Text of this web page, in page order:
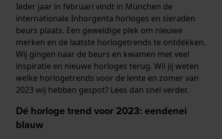
Ieder jaar in februari vindt in München de
internationale Inhorgenta horloges en sieraden
beurs plaats. Een geweldige plek om nieuwe
merken en de laatste horlogetrends te ontdekken.
Wij gingen naar de beurs en kwamen met veel
inspiratie en nieuwe horloges terug. Wil jij weten
welke horlogetrends voor de lente en zomer van
2023 wij hebben gespot? Lees dan snel verder.
Dé horloge trend voor 2023: eendenei
blauw